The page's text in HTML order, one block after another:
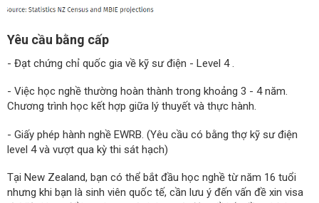
Yêu cầu bằng cấp
- Đạt chứng chỉ quốc gia về kỹ sư điện - Level 4 .
- Việc học nghề thường hoàn thành trong khoảng 3 - 4 năm.
Chương trình học kết hợp giữa lý thuyết và thực hành.
- Giấy phép hành nghề EWRB. (Yêu cầu có bằng thợ kỹ sư điện
level 4 và vượt qua kỳ thi sát hạch)
Tại New Zealand, bạn có thể bắt đầu học nghề từ năm 16 tuổi
nhưng khi bạn là sinh viên quốc tế, cần lưu ý đến vấn đề xin visa